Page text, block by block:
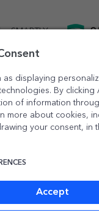
SMARTLY.ro
contact@stargift.com
www.stargift.com
as displaying
By clicking
of information
more about cookies,
your consent, in
Accept